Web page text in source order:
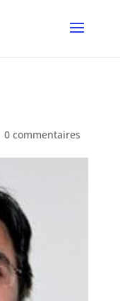
0 commentaires